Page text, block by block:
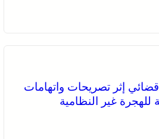
إثر تصريحات واتهامات
للهجرة غير النظامية